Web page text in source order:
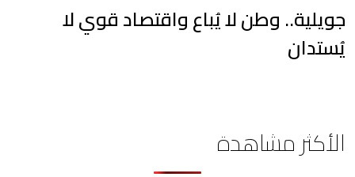
جويلية.. وطن لا يُباع واقتصاد قوي لا
يُستدان
الأكثر مشاهدة